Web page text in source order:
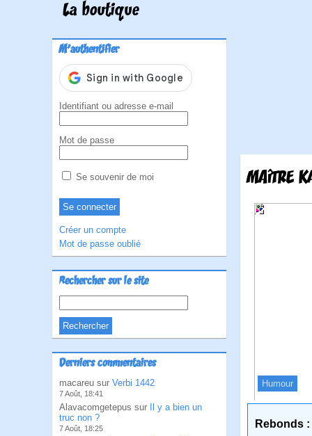
La boutique
M'authentifier
Identifiant ou adresse e-mail
Mot de passe
Se souvenir de moi
Créer un compte
Mot de passe oublié
Rechercher sur le site
Derniers commentaires
macareu sur Verbi 1442
7 Août, 18:41
Alavacomgetepus sur
Il y a bien un
truc non ?
7 Août, 18:25
MAÎTRE
Humour
Rebonds :